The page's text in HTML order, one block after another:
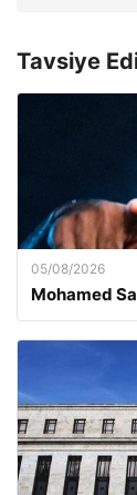
Tavsiye
05/08/2026
Mohamed